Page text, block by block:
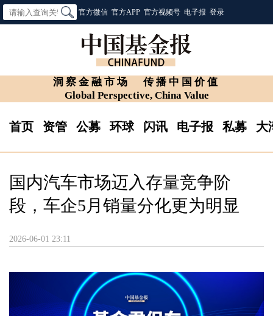
官方微信 官方APP 官方视频号 电子报 登录
洞察金融市场
传播中国价值
Global Perspective, China Value
首页 资管 公募 环球 闪讯 电子报 私募 大
国内汽车市场迈入存量竞争阶
段，车企5月销量分化更为明显
2026-06-01 23:11